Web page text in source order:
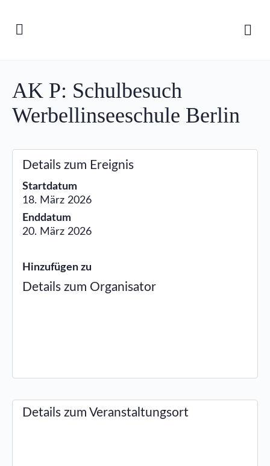
AK P: Schulbesuch
Werbellinseeschule Berlin
Details zum Ereignis
Startdatum
18. März 2026
Enddatum
20. März 2026
Hinzufügen zu
Details zum Organisator
Details zum Veranstaltungsort